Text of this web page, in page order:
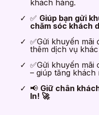
khách hàng.
✅ Giúp bạn gửi
chăm sóc khách
✅Gửi khuyến
thêm dịch vụ khác
✅Gửi khuyến mãi
– giúp tăng khách
📢 Giữ chân
In! 🚀